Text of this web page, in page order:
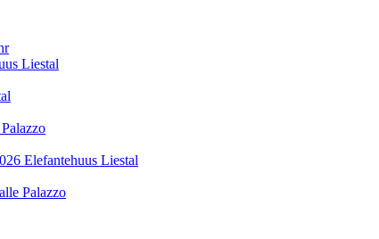
Liestal
Elefantehuus Liestal
Palazzo